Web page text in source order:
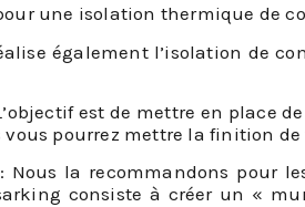
une isolation thermique de
également l’isolation de
est de mettre en place
pourrez mettre la finition
Nous la recommandons pour
consiste à créer un «